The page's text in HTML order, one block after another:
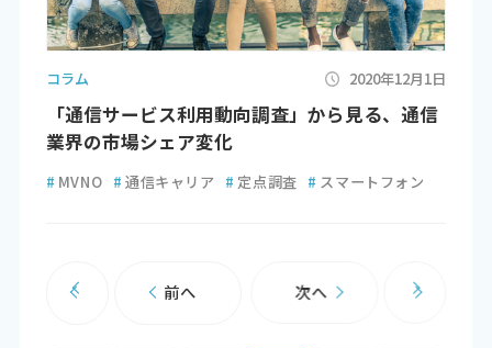
コラム 2020年12月1日
「通信サービス利用動向調査」から見る、通信
業界の市場シェア変化
# MVNO # 通信キャリア # 定点調査 # スマートフォン
前へ 次へ